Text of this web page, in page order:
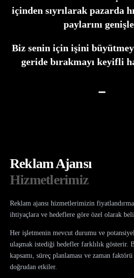
içinden sıyrılarak pazarda
paylarını
Biz senin için işini
geride bırakmayı keyifli
Reklam Ajansı
Hizmetlerimiz
Reklam ajansı hizmetlerimizin
ihtiyaçlara ve hedeflere göre özel olarak
Her işletmenin mevcut durumu ve
ulaşmak istediği hedefler farklılık gösterir.
kapsamı, süreç planlaması ve zaman
doğrudan etkiler.